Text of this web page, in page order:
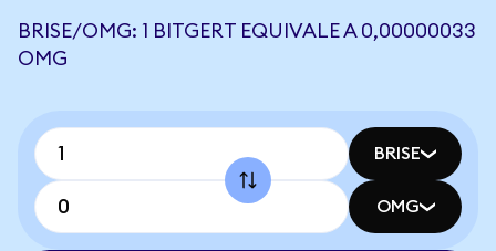
BRISE/OMG: 1 BITGERT EQUIVALE A 0,00000033
OMG
BRISE
OMG